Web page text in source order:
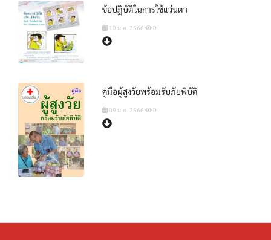
ข้อปฏิบัติในการใช้แว่นตา
10 ม.ค. 2566 0
คู่มือผู้สูงวัยพร้อมรับภัยพิบัติ
09 ม.ค. 2566 0